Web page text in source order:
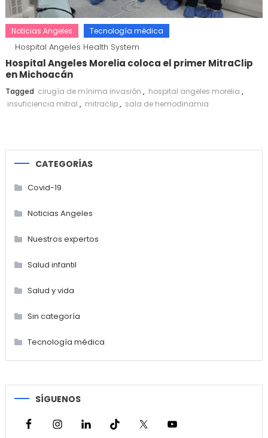
Noticias Angeles Tecnología médica
Hospital Angeles Health System
Hospital Angeles Morelia coloca el primer MitraClip
en Michoacán
Tagged cirugía de mínima invasión , hospital angeles morelia ,
insuficiencia mitral , mitraclip, sala de hemodinamia
CATEGORÍAS
Covid-19
Noticias Angeles
Nuestros expertos
Salud infantil
Salud y vida
Sin categoría
Tecnología médica
SÍGUENOS